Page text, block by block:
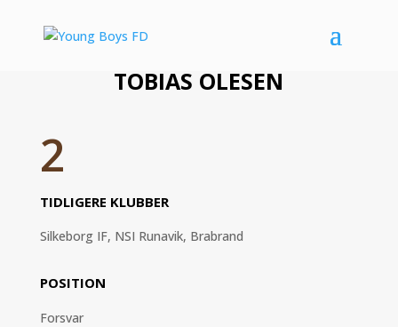
TOBIAS OLESEN
2
TIDLIGERE KLUBBER
Silkeborg IF, NSI Runavik, Brabrand
POSITION
Forsvar